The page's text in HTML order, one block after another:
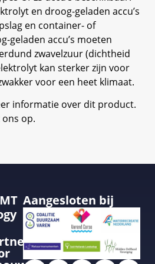
en droog-geladen accu’s
en container- of
geladen accu’s moeten
zwavelzuur (dichtheid
kan sterker zijn voor
voor een heet klimaat.
informatie over dit product.
op.
Aangesloten bij